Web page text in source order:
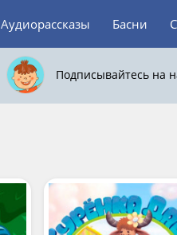
Аудиорассказы Басни
Подписывайтесь на